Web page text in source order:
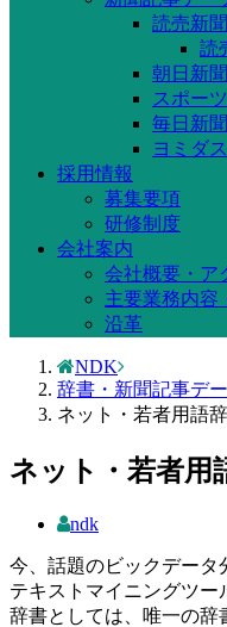
読売新
読
朝日新
スポー
毎日新
ヨミダス
採用情報
募集要項
研修制度
会社案内
会社概要・ア
主要業務内容
沿革
NDK
辞書・新聞記事デ
ネット・若者用語
ネット・若者用
ndk
今、話題のビックデータ
テキストマイニングツ
辞書としては、唯一の辞